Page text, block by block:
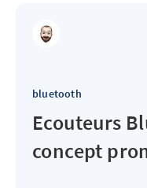
bluetooth
Ecouteurs
concept